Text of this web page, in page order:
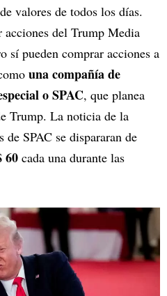
valores de todos los días.
acciones del Trump Media
sí pueden comprar acciones a
una compañía de
o SPAC, que planea
Trump. La noticia de la
SPAC se dispararan de
60 cada una durante las